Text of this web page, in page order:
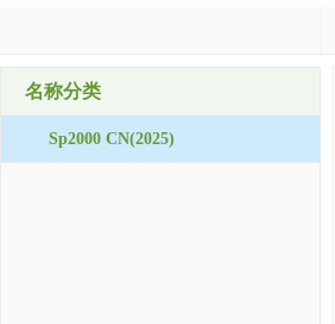
名称分类
Sp2000 CN(2025)